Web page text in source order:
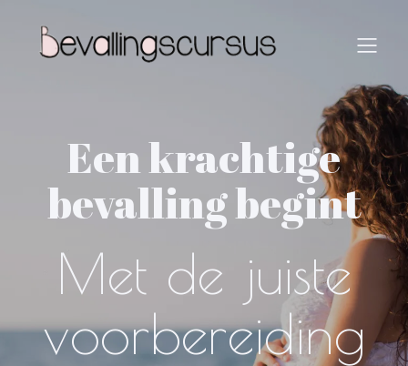
Een krachtige
bevalling begint
Met de juiste
voorbereiding